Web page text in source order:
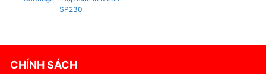
SP230
CHÍNH SÁCH